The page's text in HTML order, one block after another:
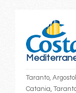
Taranto,
Catania,